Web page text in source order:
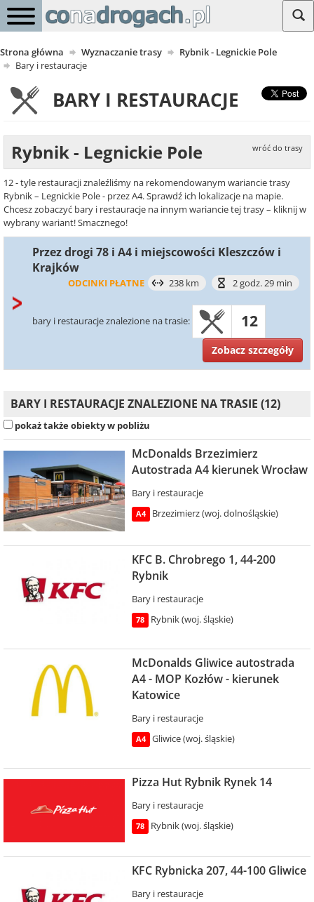
Strona główna Wyznaczanie trasy
Rybnik - Legnickie Pole
Bary i restauracje
BARY I RESTAURACJE
Rybnik - Legnickie Pole wróć do trasy
12 - tyle restauracji znaleźliśmy na rekomendowanym wariancie trasy
Rybnik – Legnickie Pole - przez A4. Sprawdź ich lokalizacje na mapie.
Chcesz zobaczyć bary i restauracje na innym wariancie tej trasy – kliknij w
wybrany wariant! Smacznego!
Przez drogi 78 i A4 i miejscowości Kleszczów i
Krajków
ODCINKI PŁATNE 238 km 2 godz. 29 min
bary i restauracje znalezione na trasie: 12
Zobacz szczegóły
BARY I RESTAURACJE ZNALEZIONE NA TRASIE (12)
pokaż także obiekty w pobliżu
McDonalds Brzezimierz
Autostrada A4 kierunek Wrocław
Bary i restauracje
A4 Brzezimierz (woj. dolnośląskie)
KFC B. Chrobrego 1, 44-200
Rybnik
Bary i restauracje
78 Rybnik (woj. śląskie)
McDonalds Gliwice autostrada
A4 - MOP Kozłów - kierunek
Katowice
Bary i restauracje
A4 Gliwice (woj. śląskie)
Pizza Hut Rybnik Rynek 14
Bary i restauracje
78 Rybnik (woj. śląskie)
KFC Rybnicka 207, 44-100 Gliwice
Bary i restauracje